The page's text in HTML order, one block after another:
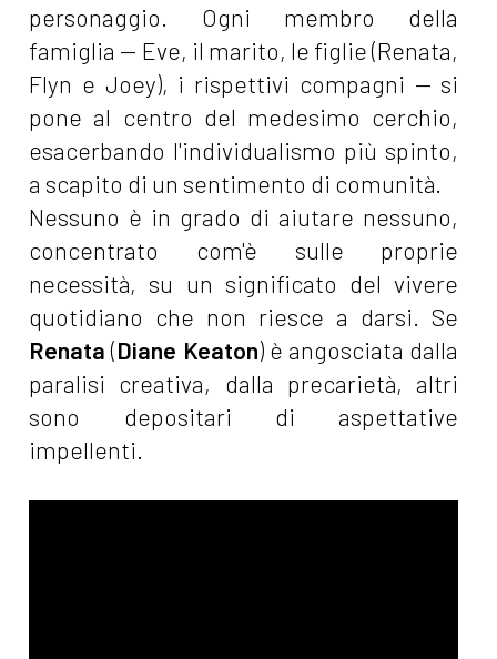
personaggio. Ogni membro della
famiglia — Eve, il marito, le figlie (Renata,
Flyn e Joey), i rispettivi compagni — si
pone al centro del medesimo cerchio,
esacerbando l'individualismo più spinto,
a scapito di un sentimento di comunità.
Nessuno è in grado di aiutare nessuno,
concentrato com'è sulle proprie
necessità, su un significato del vivere
quotidiano che non riesce a darsi. Se
Renata(Diane Keaton) è angosciata dalla
paralisi creativa, dalla precarietà, altri
sono depositari di aspettative
impellenti.